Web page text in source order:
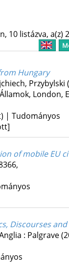
10 listázva, a(z)
Hungary
Przybylski
London,
| Tudományos
of mobile EU
,
Discourses
: Palgrave